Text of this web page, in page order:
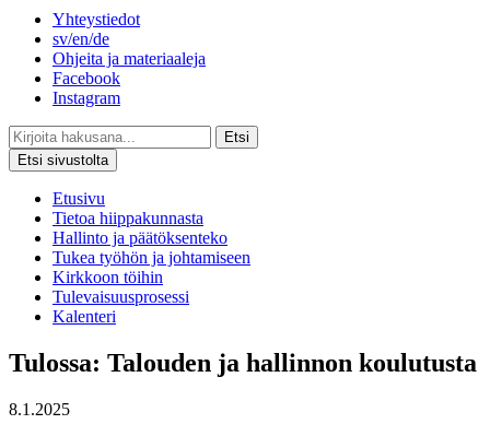
Yhteystiedot
sv/en/de
Ohjeita ja materiaaleja
Facebook
Instagram
Etsi
Etsi sivustolta
Etusivu
Tietoa hiippakunnasta
Hallinto ja päätöksenteko
Tukea työhön ja johtamiseen
Kirkkoon töihin
Tulevaisuusprosessi
Kalenteri
Tulossa: Talouden ja hallinnon koulutusta
8.1.2025